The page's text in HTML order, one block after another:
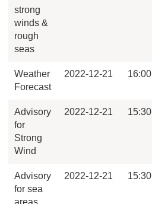
strong
winds &
rough
seas
Weather
Forecast
2022-12-21 16:00
Advisory
for
Strong
Wind
2022-12-21 15:30
Advisory
for sea
2022-12-21 15:30